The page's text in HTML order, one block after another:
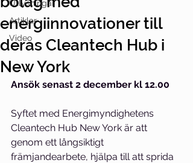
Utlysningar
Artiklar
Video
energiinnovationer till
deras Cleantech Hub i
New York
Ansök senast 2 december kl 12.00
Syftet med Energimyndighetens
Cleantech Hub New York är att
genom ett långsiktigt
främjandearbete, hjälpa till att sprida